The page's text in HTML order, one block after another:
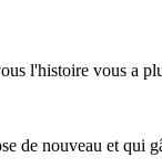
l'histoire vous a
de nouveau et qui